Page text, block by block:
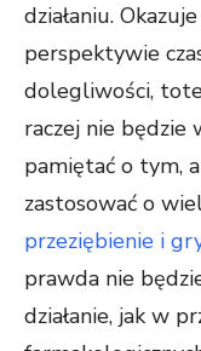
działaniu.
perspektywie
dolegliwości,
raczej nie będzie
pamiętać o tym,
zastosować o
przeziębienie i
prawda nie
działanie, jak w